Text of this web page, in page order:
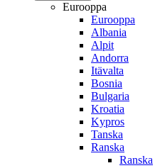
Eurooppa
Eurooppa
Albania
Alpit
Andorra
Itävalta
Bosnia
Bulgaria
Kroatia
Kypros
Tanska
Ranska
Ranska